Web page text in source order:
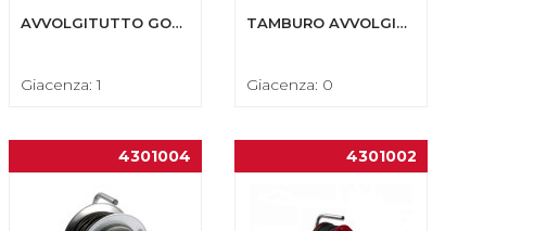
AVVOLGITUTTO GOLIA 320MM DISCO SENZA CAVO E PRESE
Giacenza: 1
TAMBURO AVVOLGICAVO COMPATTO ST 230VOLT-3G1,5MM. 15METRI
Giacenza: 0
4301004 4301002